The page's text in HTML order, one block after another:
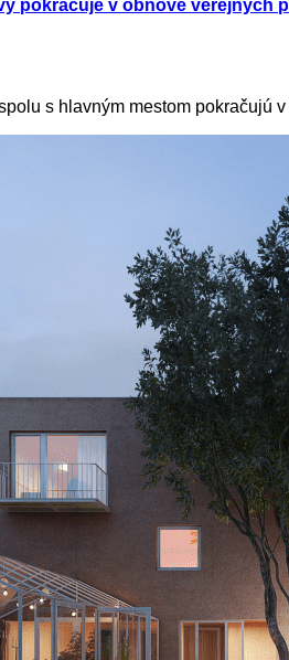
pokračuje v obnove verejných
s hlavným mestom pokračujú